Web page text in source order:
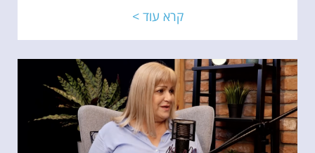
קרא עוד >